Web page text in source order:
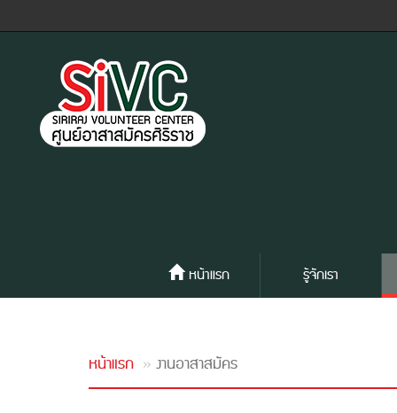
หน้าแรก รู้จักเรา
หน้าแรก งานอาสาสมัคร